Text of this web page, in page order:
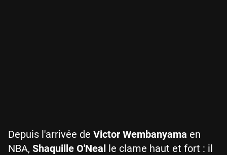
Depuis l'arrivée de Victor Wembanyama en
NBA, Shaquille O'Neal le clame haut et fort : il